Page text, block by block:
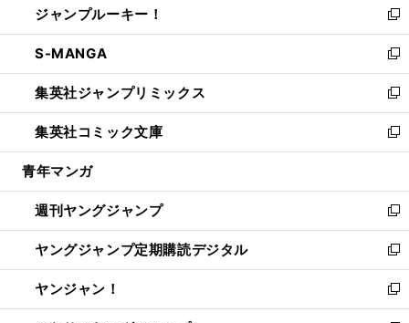
く
で
開
く
ド
ウ
で
開
く
ィ
ン
ド
ウ
で
開
く
い
ウ
ィ
ン
ド
ウ
で
開
ジャンプルーキー！
新
し
い
ウ
ィ
ン
ド
ウ
開
く
S-MANGA
新
し
い
ウ
ィ
ン
ウ
で
開
く
集英社ジャンプリミックス
新
し
い
ウ
ン
ド
ウ
で
開
く
集英社コミック文庫
新
し
ウ
ィ
ン
ド
ウ
で
開
青年マンガ
週刊ヤングジャンプ
新
し
い
ウ
ィ
ン
ヤングジャンプ定期購読デジタル
新
し
い
ウ
ヤンジャン！
新
し